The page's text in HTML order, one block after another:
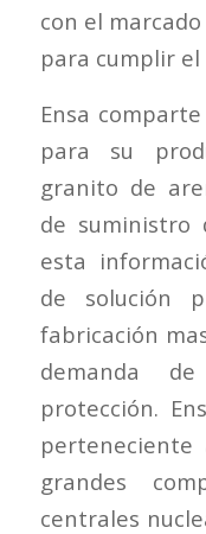
con el
para cumplir
Ensa
para su
granito de
de suministro
esta
de solución
fabricación
demanda
protección.
perteneciente
grandes
centrales